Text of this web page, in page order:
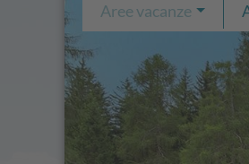
Aree vacanze